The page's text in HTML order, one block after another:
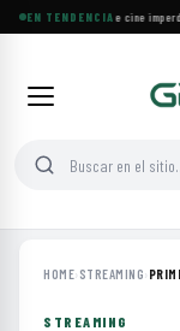
EN TENDENCIA
Cuatro festivales de cine
HOME› STREAMING›
STREAMING